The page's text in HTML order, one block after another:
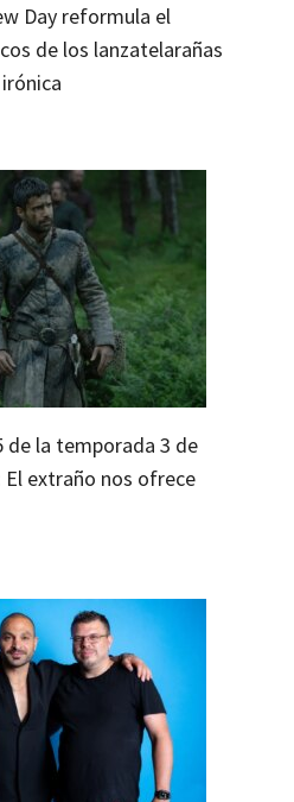
Day reformula el
de los lanzatelarañas
de la temporada 3 de
extraño nos ofrece